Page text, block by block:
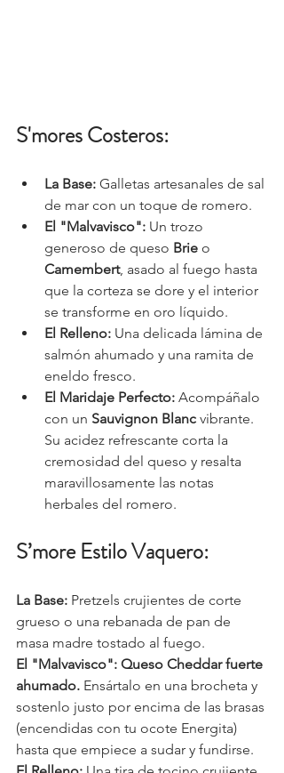
S'mores Costeros:
La Base: Galletas artesanales de sal
de mar con un toque de romero.
El "Malvavisco": Un trozo
generoso de queso Brie o
Camembert, asado al fuego hasta
que la corteza se dore y el interior
se transforme en oro líquido.
El Relleno: Una delicada lámina de
salmón ahumado y una ramita de
eneldo fresco.
El Maridaje Perfecto: Acompáñalo
con un Sauvignon Blanc vibrante.
Su acidez refrescante corta la
cremosidad del queso y resalta
maravillosamente las notas
herbales del romero.
S’more Estilo Vaquero:
La Base: Pretzels crujientes de corte
grueso o una rebanada de pan de
masa madre tostado al fuego.
El "Malvavisco": Queso Cheddar fuerte
ahumado. Ensártalo en una brocheta y
sostenlo justo por encima de las brasas
(encendidas con tu ocote Energita)
hasta que empiece a sudar y fundirse.